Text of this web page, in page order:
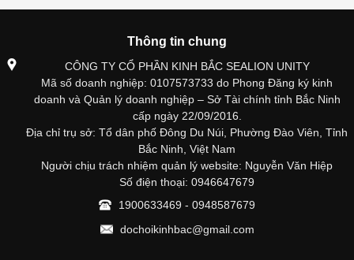
Thông tin chung
CÔNG TY CỔ PHẦN KINH BẮC SEALION UNITY
Mã số doanh nghiệp: 0107573733 do Phong Đăng ký kinh
doanh và Quản lý doanh nghiệp – Sở Tài chính tỉnh Bắc Ninh
cấp ngày 22/09/2016.
Địa chỉ trụ sở: Tổ dân phố Đông Du Núi, Phường Đào Viên, Tỉnh
Bắc Ninh, Việt Nam
Người chịu trách nhiệm quản lý website: Nguyễn Văn Hiệp
Số điện thoại: 0946647679
1900633469 - 0948587679
dochoikinhbac@gmail.com